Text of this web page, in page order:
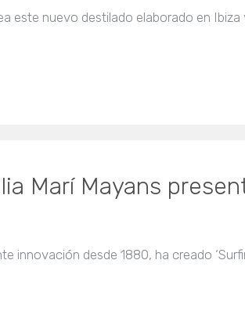
este nuevo destilado elaborado en
Marí Mayans
innovación desde 1880, ha creado